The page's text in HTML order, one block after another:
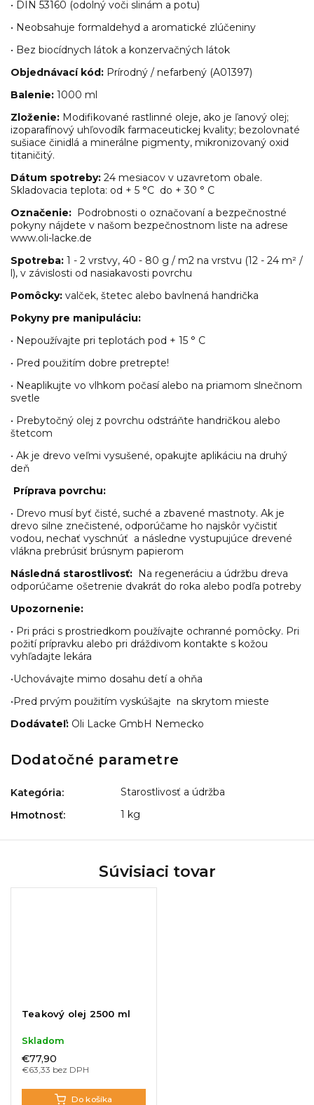
• DIN 53160 (odolný voči slinám a potu)
• Neobsahuje formaldehyd a aromatické zlúčeniny
• Bez biocídnych látok a konzervačných látok
Objednávací kód: Prírodný / nefarbený (A01397)
Balenie: 1000 ml
Zloženie: Modifikované rastlinné oleje, ako je ľanový olej;
izoparafínový uhľovodík farmaceutickej kvality; bezolovnaté
sušiace činidlá a minerálne pigmenty, mikronizovaný oxid
titaničitý.
Dátum spotreby: 24 mesiacov v uzavretom obale.
Skladovacia teplota: od + 5 °C do + 30 ° C
Označenie: Podrobnosti o označovaní a bezpečnostné
pokyny nájdete v našom bezpečnostnom liste na adrese
www.oli-lacke.de
Spotreba: 1 - 2 vrstvy, 40 - 80 g / m2 na vrstvu (12 - 24 m² /
l), v závislosti od nasiakavosti povrchu
Pomôcky: valček, štetec alebo bavlnená handrička
Pokyny pre manipuláciu:
• Nepoužívajte pri teplotách pod + 15 ° C
• Pred použitím dobre pretrepte!
• Neaplikujte vo vlhkom počasí alebo na priamom slnečnom
svetle
• Prebytočný olej z povrchu odstráňte handričkou alebo
štetcom
• Ak je drevo veľmi vysušené, opakujte aplikáciu na druhý
deň
Príprava povrchu:
• Drevo musí byť čisté, suché a zbavené mastnoty. Ak je
drevo silne znečistené, odporúčame ho najskôr vyčistiť
vodou, nechať vyschnúť a následne vystupujúce drevené
vlákna prebrúsiť brúsnym papierom
Následná starostlivosť: Na regeneráciu a údržbu dreva
odporúčame ošetrenie dvakrát do roka alebo podľa potreby
Upozornenie:
• Pri práci s prostriedkom používajte ochranné pomôcky. Pri
požití prípravku alebo pri dráždivom kontakte s kožou
vyhľadajte lekára
•Uchovávajte mimo dosahu detí a ohňa
•Pred prvým použitím vyskúšajte na skrytom mieste
Dodávateľ: Oli Lacke GmbH Nemecko
Dodatočné parametre
Kategória:
Starostlivosť a údržba
Hmotnosť: 1 kg
Súvisiaci tovar
Teakový olej 2500 ml
Skladom
€63,33 bez DPH
€77,90
Do košíka